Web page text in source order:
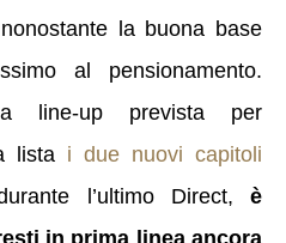
la buona base
al pensionamento.
line-up prevista per
lista i due nuovi capitoli
l’ultimo Direct,è
in prima linea ancora